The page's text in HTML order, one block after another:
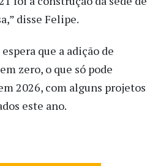
disse Felipe.
que a adição de
zero, o que só pode
2026, com alguns projetos
este ano.